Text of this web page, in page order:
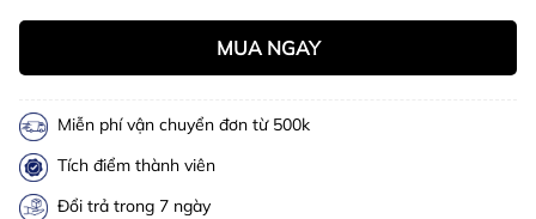
MUA NGAY
Miễn phí vận chuyển đơn từ 500k
Tích điểm thành viên
Đổi trả trong 7 ngày